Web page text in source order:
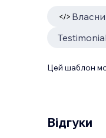
Цей шаблон
Відгуки